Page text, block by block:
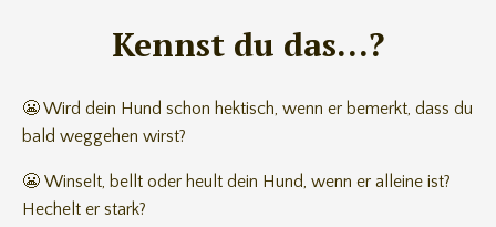
Kennst du das...?
😬 Wird dein Hund schon hektisch, wenn er bemerkt, dass du
bald weggehen wirst?
😬 Winselt, bellt oder heult dein Hund, wenn er alleine ist?
Hechelt er stark?